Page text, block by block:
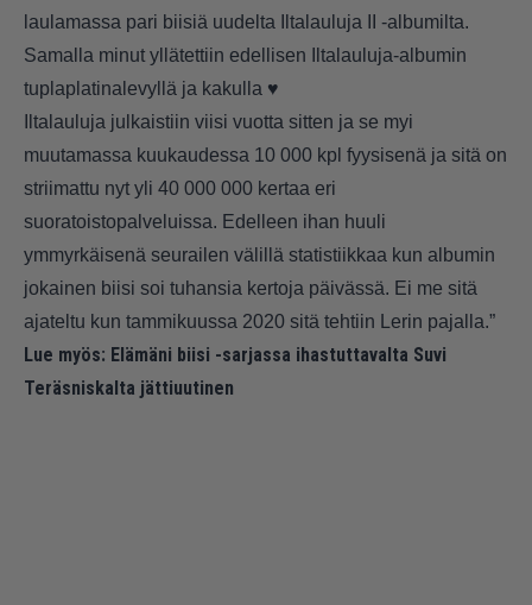
laulamassa pari biisiä uudelta Iltalauluja II -albumilta.
Samalla minut yllätettiin edellisen Iltalauluja-albumin
tuplaplatinalevyllä ja kakulla ♥️
Iltalauluja julkaistiin viisi vuotta sitten ja se myi
muutamassa kuukaudessa 10 000 kpl fyysisenä ja sitä on
striimattu nyt yli 40 000 000 kertaa eri
suoratoistopalveluissa. Edelleen ihan huuli
ymmyrkäisenä seurailen välillä statistiikkaa kun albumin
jokainen biisi soi tuhansia kertoja päivässä. Ei me sitä
ajateltu kun tammikuussa 2020 sitä tehtiin Lerin pajalla.”
Lue myös: Elämäni biisi -sarjassa ihastuttavalta Suvi
Teräsniskalta jättiuutinen